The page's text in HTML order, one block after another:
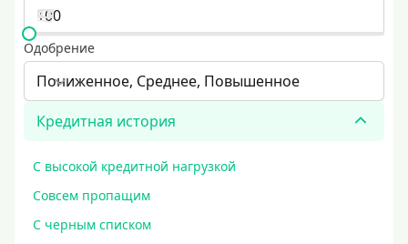
Одобрение
Пониженное, Среднее, Повышенное
Кредитная история
С высокой кредитной нагрузкой
Совсем пропащим
С черным списком